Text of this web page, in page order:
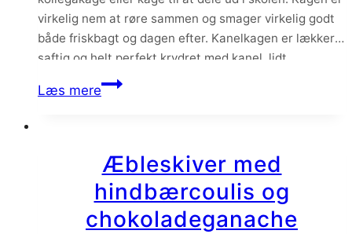
virkelig nem at røre sammen og smager virkelig godt
både friskbagt og dagen efter. Kanelkagen er lækker
saftig og helt perfekt krydret med kanel, lidt
kardemomme og en skøn kaffeglasur på toppen.
Læs mereKanelkage
Æbleskiver med
hindbærcoulis og
chokoladeganache